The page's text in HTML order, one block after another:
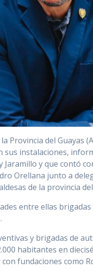
Provincia del Guayas
sus instalaciones,
y que contó
Orellana junto a
de la provincia
entre ellas
y brigadas de
habitantes en
fundaciones como